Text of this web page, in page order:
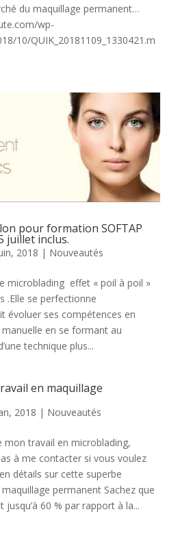
du maquillage permanent…
wp-
10/QUIK_20181109_1330421.m
pour formation SOFTAP
juillet inclus.
2018 | Nouveautés
microblading effet « poil à poil »
.Elle se perfectionne
évoluer ses compétences en
en se formant au
technique plus...
en maquillage
2018 | Nouveautés
mon travail en microblading,
à me contacter si vous voulez
détails sur cette superbe
permanent Sachez que
jusqu’à 60 % par rapport à la...